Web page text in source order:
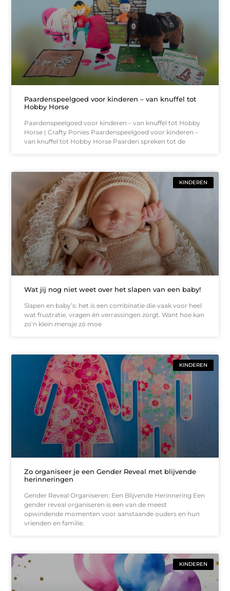
Paardenspeelgoed voor kinderen – van knuffel tot
Hobby Horse
Paardenspeelgoed voor kinderen – van knuffel tot Hobby
Horse | Crafty Ponies Paardenspeelgoed voor kinderen –
van knuffel tot Hobby Horse Paarden spreken tot de
KINDEREN
Wat jij nog niet weet over het slapen van een baby!
Slapen en baby’s: het is een combinatie die vaak voor heel
wat frustratie, vragen én verrassingen zorgt. Want hoe kan
zo’n klein mensje zó moe
KINDEREN
Zo organiseer je een Gender Reveal met blijvende
herinneringen
Gender Reveal Organiseren: Een Blijvende Herinnering Een
gender reveal organiseren is een van de meest
opwindende momenten voor aanstaande ouders en hun
vrienden en familie.
KINDEREN